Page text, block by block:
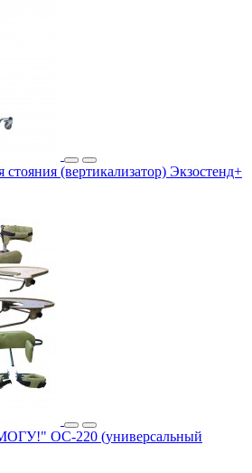
стояния (вертикализатор) Экзостенд+
ОС-220 (универсальный